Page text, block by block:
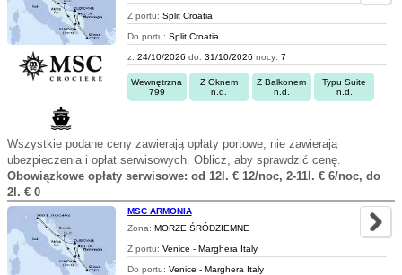
Z portu: Split Croatia
Do portu: Split Croatia
z: 24/10/2026 do: 31/10/2026 nocy: 7
Wewnętrzna
799
Z Oknem
n.d.
Z Balkonem
n.d.
Typu Suite
n.d.
Wszystkie podane ceny zawierają opłaty portowe, nie zawierają
ubezpieczenia i opłat serwisowych. Oblicz, aby sprawdzić cenę.
Obowiązkowe opłaty serwisowe: od 12l. € 12/noc, 2-11l. € 6/noc, do
2l. € 0
MSC ARMONIA
Zona: MORZE ŚRÓDZIEMNE
Z portu: Venice - Marghera Italy
Do portu: Venice - Marghera Italy